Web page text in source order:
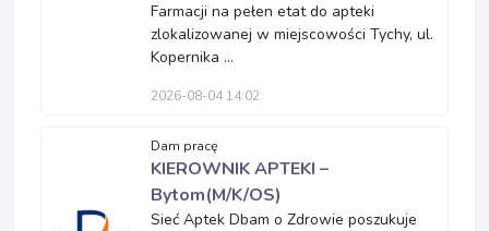
Farmacji na pełen etat do apteki
zlokalizowanej w miejscowości Tychy, ul.
Kopernika ...
2026-08-04 14:02
Dam pracę
KIEROWNIK APTEKI –
Bytom(M/K/OS)
Sieć Aptek Dbam o Zdrowie poszukuje